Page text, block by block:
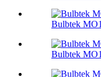
Bulbtek
Bulbtek